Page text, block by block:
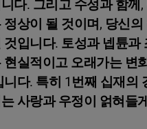
다. 그리고 수성과 함께
정상이 될 것이며, 당신
것입니다. 토성과 넵튠과
현실적이고 오래가는 변
니다. 특히 1번째 십재의
사랑과 우정이 얽혀들